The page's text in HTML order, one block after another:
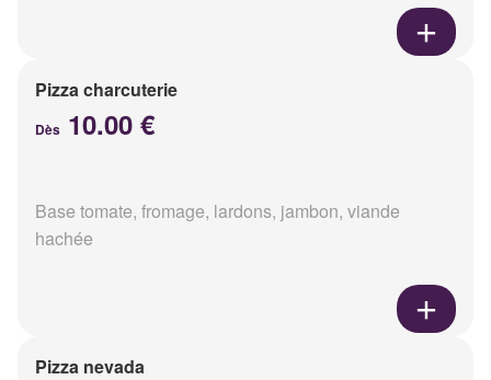
Pizza charcuterie
Dès 10.00 €
Base tomate, fromage, lardons, jambon, viande
hachée
Pizza nevada